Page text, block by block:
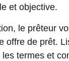
et objective.
le prêteur
offre de prêt.
termes et